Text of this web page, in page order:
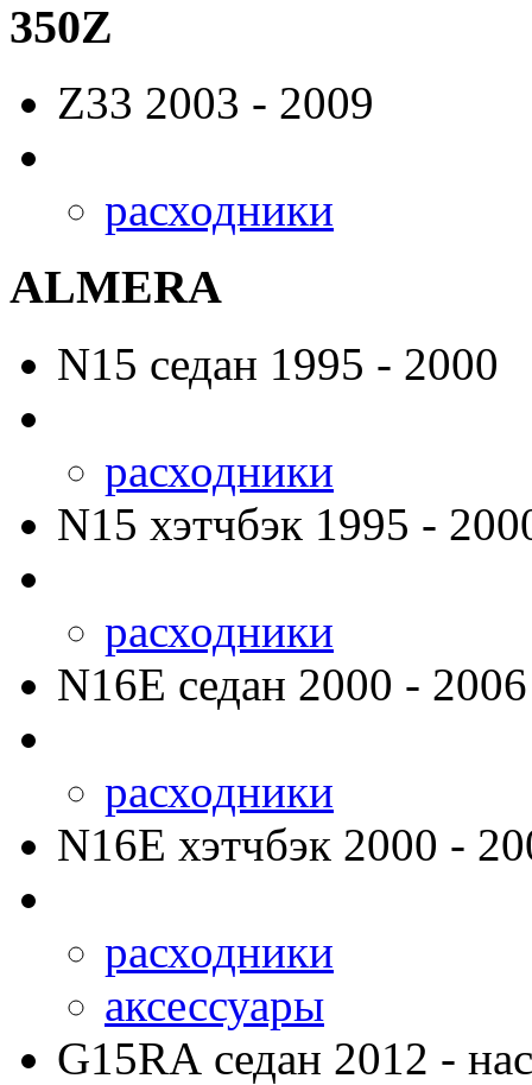
350Z
Z33 2003 - 2009
расходники
ALMERA
N15 седан 1995 - 2000
расходники
N15 хэтчбэк 1995 -
расходники
N16E седан 2000 - 2006
расходники
N16E хэтчбэк 2000 -
расходники
аксессуары
G15RA седан 2012 -